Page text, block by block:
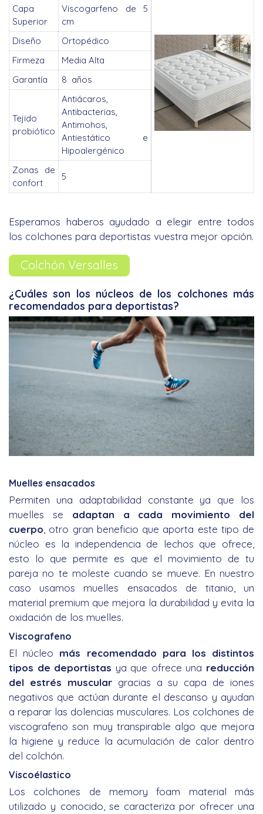
Capa
Superior
Viscogarfeno de 5
cm
Diseño
Ortopédico
Firmeza
Media Alta
Garantía
8 años
Tejido
probiótico
Antiácaros,
Antibacterias,
Antimohos,
Antiestático e
Hipoalergénico
Zonas de
confort
5
Esperamos haberos ayudado a elegir entre todos
los colchones para deportistas vuestra mejor opción.
Colchón Versalles
¿Cuáles son los núcleos de los colchones más
recomendados para deportistas?
Muelles ensacados
Permiten una adaptabilidad constante ya que los
muelles se adaptan a cada movimiento del
cuerpo , otro gran beneficio que aporta este tipo de
núcleo es la independencia de lechos que ofrece,
esto lo que permite es que el movimiento de tu
pareja no te moleste cuando se mueve. En nuestro
caso usamos muelles ensacados de titanio, un
material premium que mejora la durabilidad y evita la
oxidación de los muelles.
Viscografeno
El núcleo más recomendado para los distintos
tipos de deportistas ya que ofrece una reducción
del estrés musculargracias a su capa de iones
negativos que actúan durante el descanso y ayudan
a reparar las dolencias musculares. Los colchones de
viscografeno son muy transpirable algo que mejora
la higiene y reduce la acumulación de calor dentro
del colchón.
Viscoélastico
Los colchones de memory foam material más
utilizado y conocido, se caracteriza por ofrecer una